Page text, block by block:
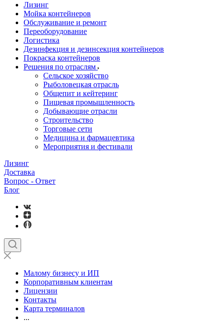
Лизинг
Мойка контейнеров
Обслуживание и ремонт
Переоборудование
Логистика
Дезинфекция и дезинсекция контейнеров
Покраска контейнеров
Решения по отраслям
Сельское хозяйство
Рыболовецкая отрасль
Общепит и кейтеринг
Пищевая промышленность
Добывающие отрасли
Строительство
Торговые сети
Медицина и фармацевтика
Мероприятия и фестивали
Лизинг
Доставка
Вопрос - Ответ
Блог
Малому бизнесу и ИП
Корпоративным клиентам
Лицензии
Контакты
Карта терминалов
...